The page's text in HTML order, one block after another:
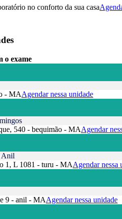
no conforto da sua casa
o exame
- MAAgendar nessa unidade
540 - bequimão - MAAgendar
Anil
1, L 1081 - turu - MAAgendar nessa
9 - anil - MAAgendar nessa unidade